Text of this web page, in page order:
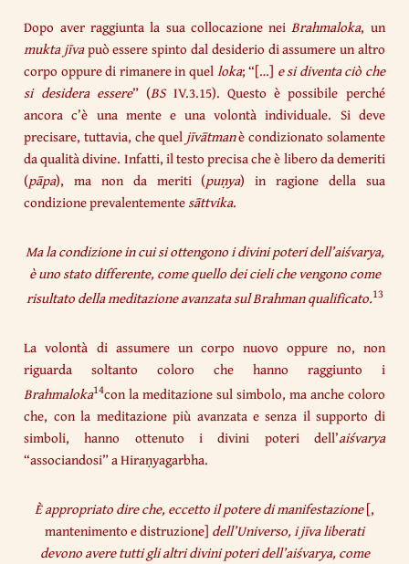
Dopo aver raggiunta la sua collocazione neiBrahmaloka, un
mukta jīvapuò essere spinto dal desiderio di assumere un altro
corpo oppure di rimanere in quelloka; “[…] e si diventa ciò che
si desidera essere” (BS IV.3.15). Questo è possibile perché
ancora c’è una mente e una volontà individuale. Si deve
precisare, tuttavia, che quel jīvātmanè condizionato solamente
da qualità divine. Infatti, il testo precisa che è libero da demeriti
(pāpa), ma non da meriti (puṇya) in ragione della sua
condizione prevalentementesāttvika.
Ma la condizione in cui si ottengono i divini poteri dell’aiśvarya,
è uno stato differente, come quello dei cieli che vengono come
risultato della meditazione avanzata sul Brahman qualificato.13
La volontà di assumere un corpo nuovo oppure no, non
riguarda soltanto coloro che hanno raggiunto i
Brahmaloka14con la meditazione sul simbolo, ma anche coloro
che, con la meditazione più avanzata e senza il supporto di
simboli, hanno ottenuto i divini poteri dell’aiśvarya
“associandosi” a Hiraṇyagarbha.
È appropriato dire che, eccetto il potere di manifestazione[,
mantenimento e distruzione] dell’Universo, i jīva liberati
devono avere tutti gli altri divini poteri dell’aiśvarya, come